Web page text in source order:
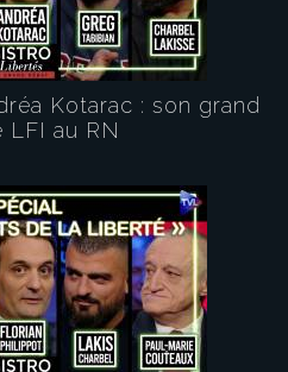
Kotarac : son grand
LFI au RN